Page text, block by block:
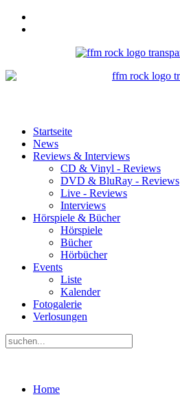
Startseite
News
Reviews & Interviews
CD & Vinyl - Reviews
DVD & BluRay - Reviews
Live - Reviews
Interviews
Hörspiele & Bücher
Hörspiele
Bücher
Hörbücher
Events
Liste
Kalender
Fotogalerie
Verlosungen
Home